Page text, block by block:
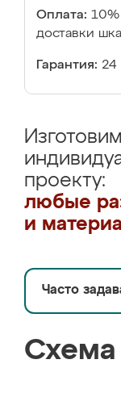
Оплата: 10%
доставки
Гарантия: 24
проекту:
любые
и
Часто
Схема